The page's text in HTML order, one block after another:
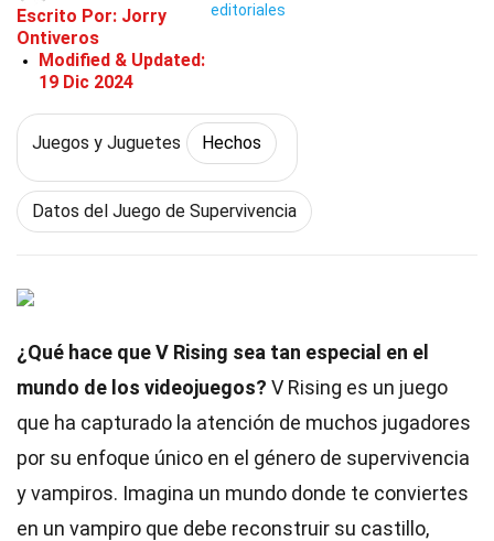
Escrito Por: Jorry
Ontiveros
Modified & Updated:
19 Dic 2024
editoriales
Juegos y Juguetes Hechos
Datos del Juego de Supervivencia
¿Qué hace que V Rising sea tan especial en el
mundo de los videojuegos? V Rising es un juego
que ha capturado la atención de muchos jugadores
por su enfoque único en el género de supervivencia
y vampiros. Imagina un mundo donde te conviertes
en un vampiro que debe reconstruir su castillo,